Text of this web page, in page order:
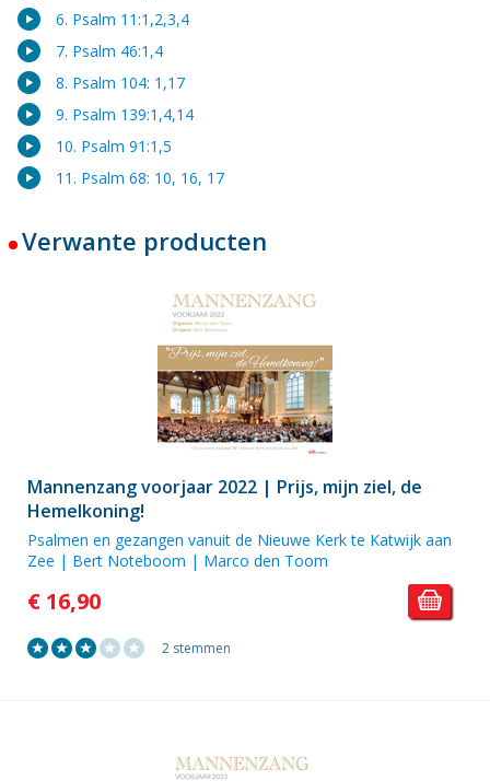
6. Psalm 11:1,2,3,4
7. Psalm 46:1,4
8. Psalm 104: 1,17
9. Psalm 139:1,4,14
10. Psalm 91:1,5
11. Psalm 68: 10, 16, 17
Verwante producten
Mannenzang voorjaar 2022 | Prijs, mijn ziel, de
Hemelkoning!
Psalmen en gezangen vanuit de Nieuwe Kerk te Katwijk aan
Zee | Bert Noteboom | Marco den Toom
€ 16,90
2 stemmen